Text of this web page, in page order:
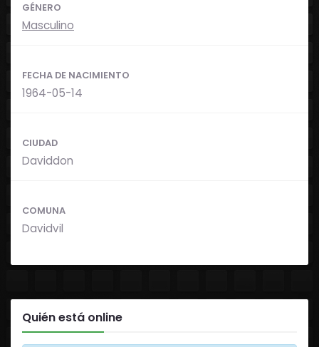
GÉNERO
Masculino
FECHA DE NACIMIENTO
1964-05-14
CIUDAD
Daviddon
COMUNA
Davidvil
Quién está online